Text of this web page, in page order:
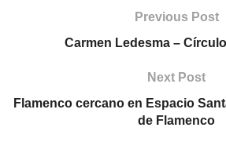
Previous Post
Carmen Ledesma –
Next Post
Flamenco cercano en Espacio
de Flamenco